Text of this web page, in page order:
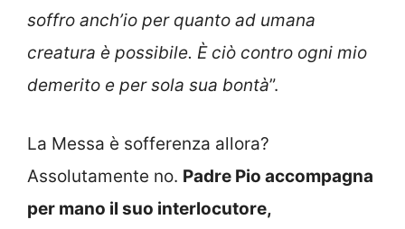
soffro anch’io per quanto ad umana
creatura è possibile. È ciò contro ogni mio
demerito e per sola sua bontà”.
La Messa è sofferenza allora?
Assolutamente no. Padre Pio accompagna
per mano il suo interlocutore,